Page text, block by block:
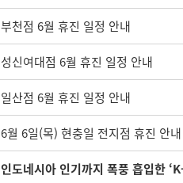
부천점 6월 휴진 일정 안내
성신여대점 6월 휴진 일정 안내
일산점 6월 휴진 일정 안내
6월 6일(목) 현충일 전지점 휴진 안내
인도네시아 인기까지 폭풍 흡입한